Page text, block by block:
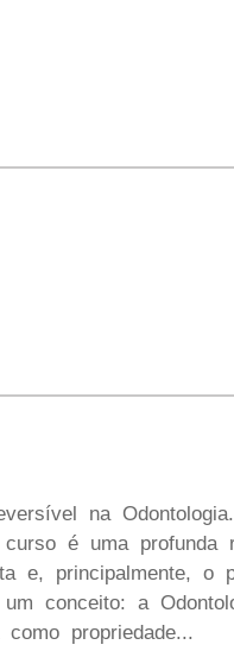
na
é uma profunda
e, principalmente,
conceito: a
propriedade...